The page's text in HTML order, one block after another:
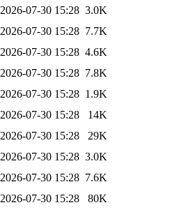
2026-07-30 15:28 3.0K
2026-07-30 15:28 7.7K
2026-07-30 15:28 4.6K
2026-07-30 15:28 7.8K
2026-07-30 15:28 1.9K
2026-07-30 15:28
14K
2026-07-30 15:28
29K
2026-07-30 15:28 3.0K
2026-07-30 15:28 7.6K
2026-07-30 15:28
80K